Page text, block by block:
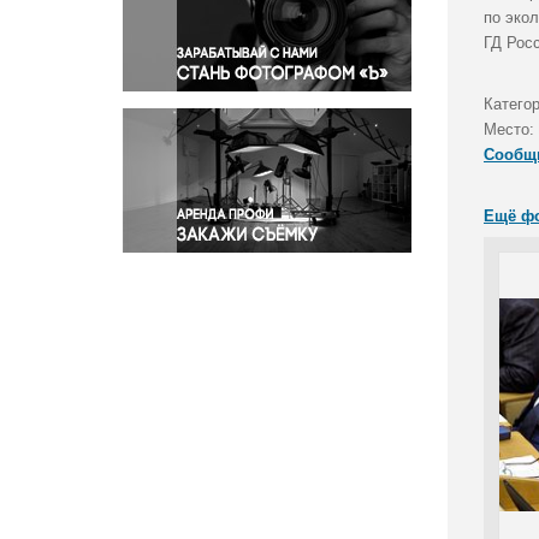
Правосудие
Происшествия и конфликты
Религия
Светская жизнь
Спорт
Экология
Экономика и бизнес
по
ГД
Место:
Ещё